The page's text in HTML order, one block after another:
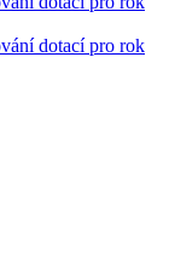
dotací pro rok